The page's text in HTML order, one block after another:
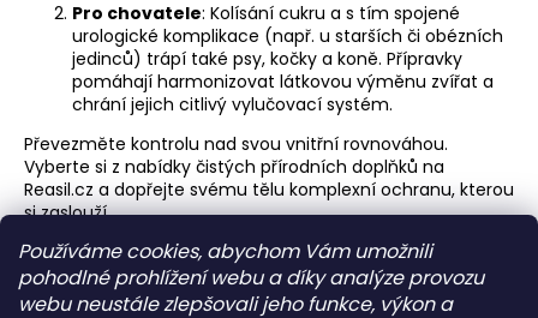
Používáme cookies, abychom Vám umožnili
pohodlné prohlížení webu a díky analýze provozu
webu neustále zlepšovali jeho funkce, výkon a
Pro chovatele: Kolísání cukru a s tím spojené
urologické komplikace (např. u starších či obézních
jedinců) trápí také psy, kočky a koně. Přípravky
pomáhají harmonizovat látkovou výměnu zvířat a
chrání jejich citlivý vylučovací systém.
Převezměte kontrolu nad svou vnitřní rovnováhou.
Vyberte si z nabídky čistých přírodních doplňků na
Reasil.cz a dopřejte svému tělu komplexní ochranu, kterou
si zaslouží.
á Humic Welt EU Vertrieb in EU